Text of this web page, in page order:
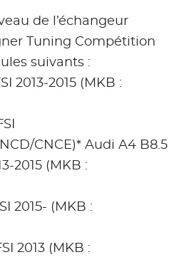
de l’échangeur
Tuning Compétition
suivants :
2013-2015 (MKB :
CNCE)* Audi A4 B8.5
2015 (MKB :
2015- (MKB :
2013 (MKB :